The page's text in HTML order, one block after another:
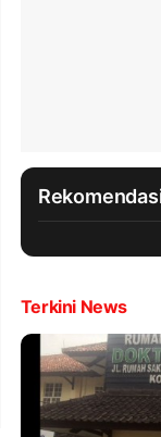
Terkini News